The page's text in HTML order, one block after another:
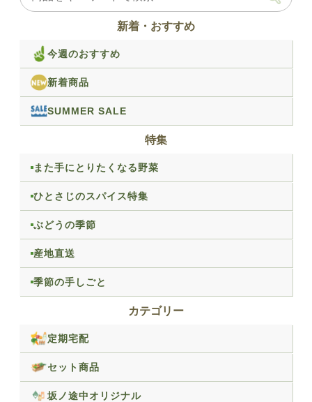
新着・おすすめ
今週のおすすめ
新着商品
SUMMER SALE
特集
また手にとりたくなる野菜
ひとさじのスパイス特集
ぶどうの季節
産地直送
季節の手しごと
カテゴリー
定期宅配
セット商品
坂ノ途中オリジナル